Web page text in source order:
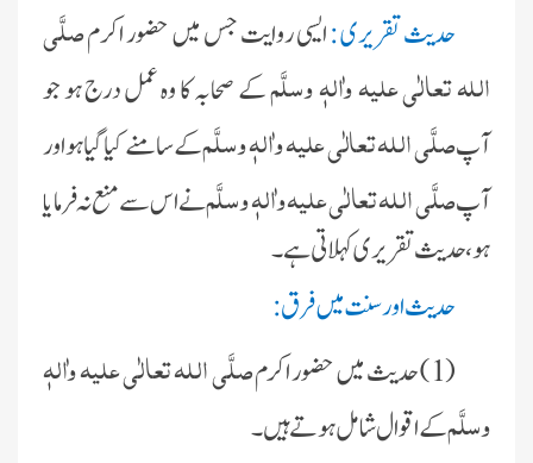
حدیث تقریری:ایسی روایت جس میں حضور اکرمصلَّی
اللہ تعالٰی علیہ واٰلہٖ وسلَّمکے صحابہ کا وہ عمل درج ہو جو
آپصلَّی اللہ تعالٰی علیہ واٰلہٖ وسلَّمکے سامنے کیا گیا ہو اور
آپصلَّی اللہ تعالٰی علیہ واٰلہٖ وسلَّمنے اس سے منع نہ فرمایا
ہو، حدیث تقریری کہلاتی ہے۔
حدیث اور سنت میں فرق:
(1) حدیث میں حضور اکرم
صلَّی اللہ تعالٰی علیہ واٰلہٖ
وسلَّمکے اقوال شامل ہوتے ہیں۔